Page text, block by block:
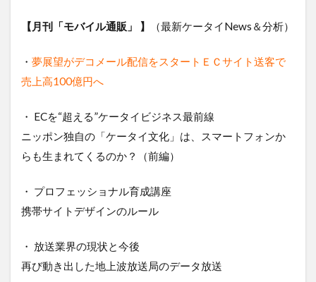
【月刊「モバイル通販」 】 （最新ケータイNews＆分析）
・ 夢展望がデコメール配信をスタートＥＣサイト送客で
売上高100億円へ
・ ECを“超える”ケータイビジネス最前線
ニッポン独自の「ケータイ文化」は、スマートフォンか
らも生まれてくるのか？（前編）
・ プロフェッショナル育成講座
携帯サイトデザインのルール
・ 放送業界の現状と今後
再び動き出した地上波放送局のデータ放送